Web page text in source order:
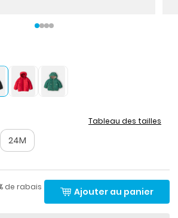
Tableau des tailles
24M
de rabais
de rabais
suggéré par le fabricantAjouter au panier